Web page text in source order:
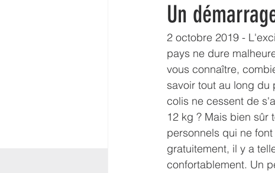
Un
2 octobre 2019 -
pays ne dure
vous connaître,
savoir tout au long du
colis ne cessent de
12 kg ? Mais bien sûr
personnels qui ne
gratuitement, il y a
confortablement. Un